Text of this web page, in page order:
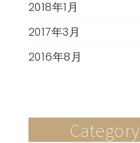
2018年1月
2017年3月
2016年8月
Category